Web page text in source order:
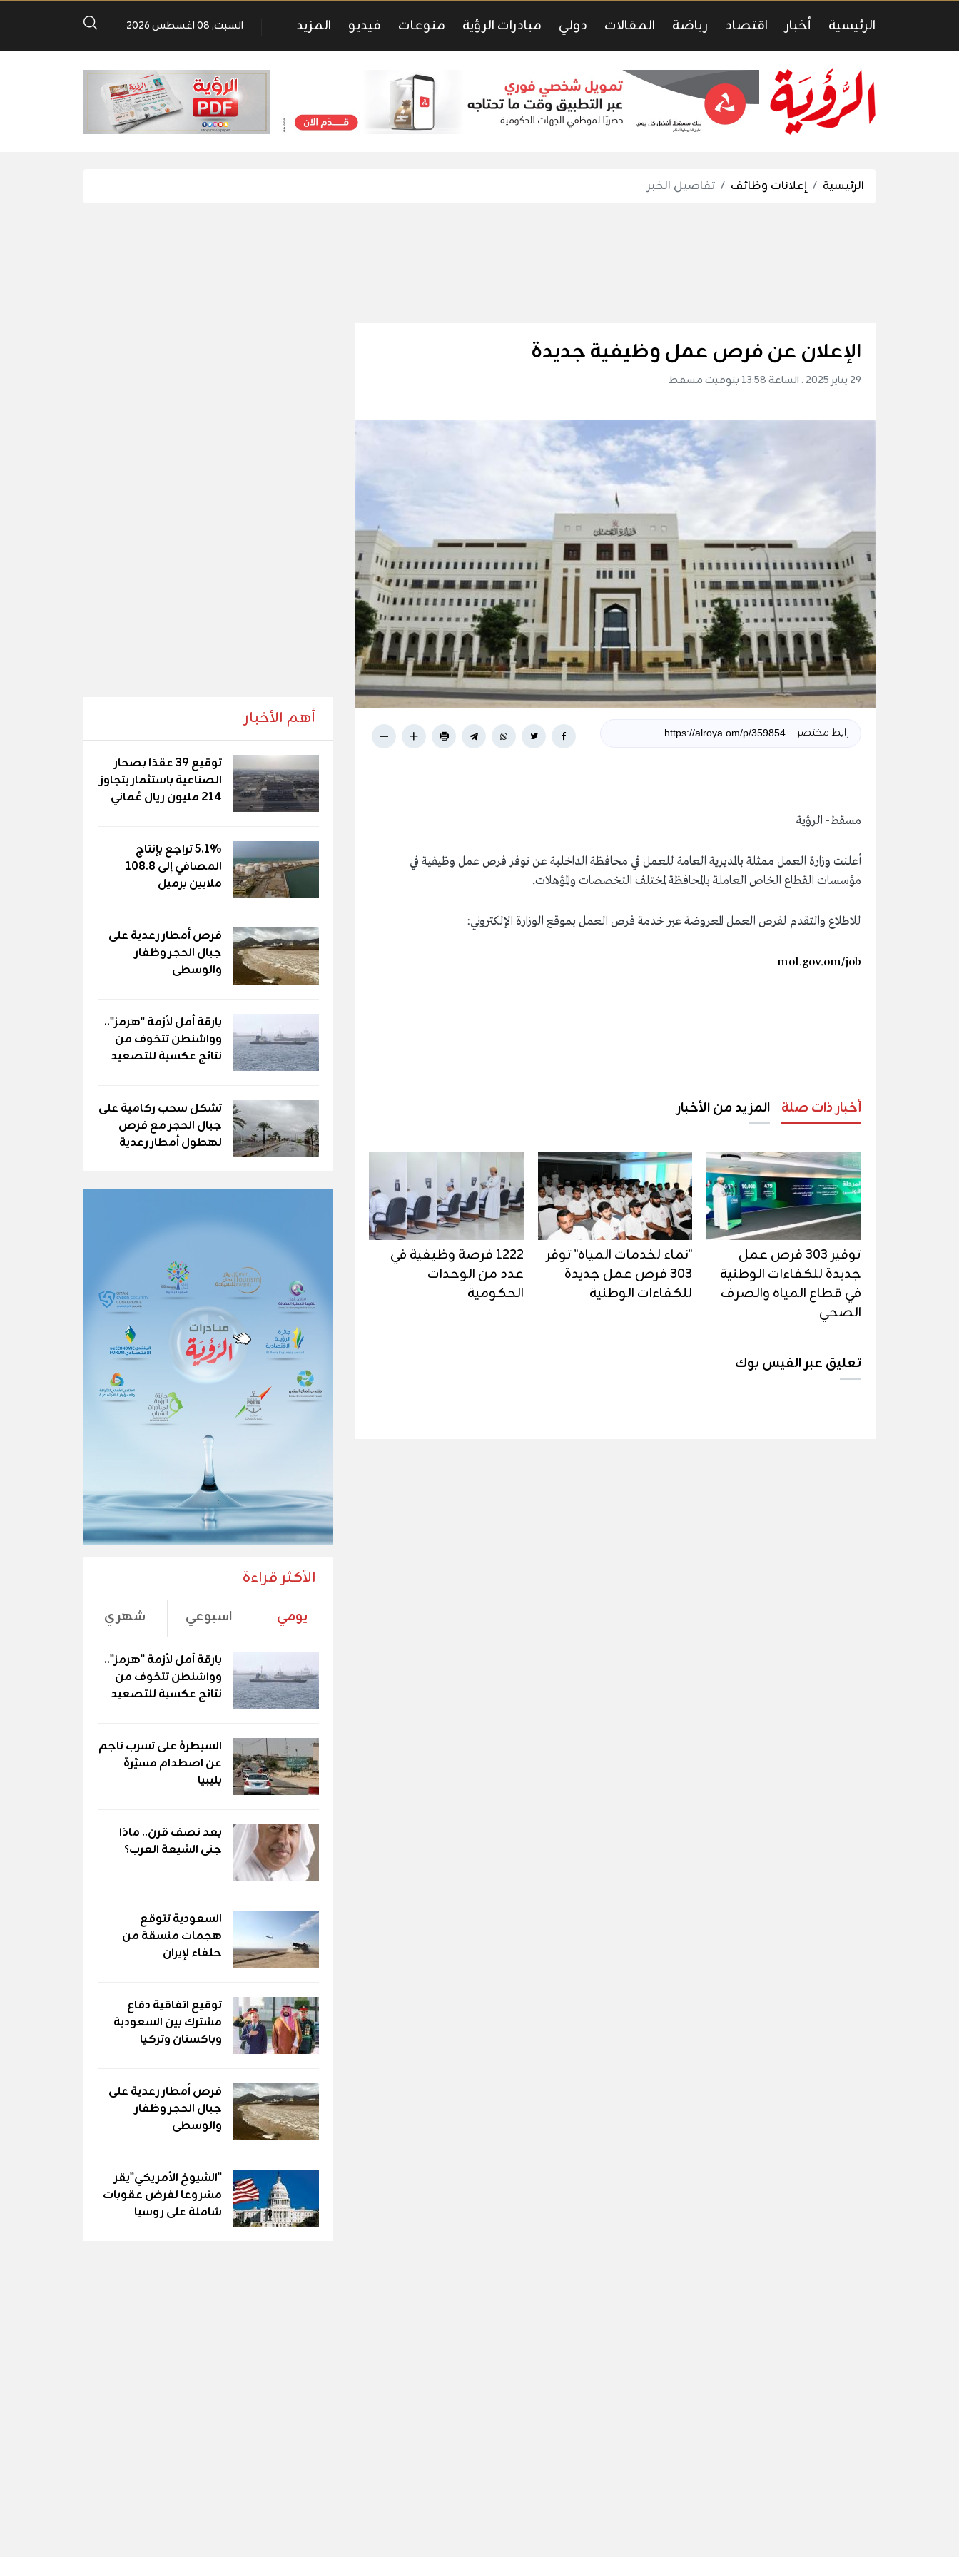
الرئيسية أخبار اقتصاد رياضة المقالات دولي مبادرات الرؤية منوعات فيديو المزيد السبت, 08 اغسطس 2026
الرئيسية إعلانات وظائف تفاصيل الخبر
الإعلان عن فرص عمل وظيفية جديدة
29 يناير 2025 . الساعة 13:58 بتوقيت مسقط
رابط مختصر
مسقط- الرؤية
أعلنت ‎وزارة العمل ممثلة بالمديرية العامة للعمل في محافظة الداخلية عن توفر فرص عمل وظيفية في
مؤسسات القطاع الخاص العاملة بالمحافظة لمختلف التخصصات والمؤهلات.
للاطلاع والتقدم لفرص العمل المعروضة عبر خدمة فرص العمل بموقع الوزارة الإلكتروني:
mol.gov.om/job‎
أخبار ذات صلة المزيد من الأخبار
توفير 303 فرص عمل
جديدة للكفاءات الوطنية
في قطاع المياه والصرف
الصحي
"نماء لخدمات المياه" توفر
303 فرص عمل جديدة
للكفاءات الوطنية
1222 فرصة وظيفية في
عدد من الوحدات
الحكومية
تعليق عبر الفيس بوك
أهم الأخبار
توقيع 39 عقدًا بصحار
الصناعية باستثمار يتجاوز
214 مليون ريال عُماني
5.1% تراجع بإنتاج
المصافي إلى 108.8
ملايين برميل
فرص أمطار رعدية على
جبال الحجر وظفار
والوسطى
بارقة أمل لأزمة "هرمز"..
وواشنطن تتخوف من
نتائج عكسية للتصعيد
تشكل سحب ركامية على
جبال الحجر مع فرص
لهطول أمطار رعدية
الأكثر قراءة
يومي اسبوعي شهري
بارقة أمل لأزمة "هرمز"..
وواشنطن تتخوف من
نتائج عكسية للتصعيد
السيطرة على تسرب ناجم
عن اصطدام مسيّرة
بليبيا
بعد نصف قرن.. ماذا
جنى الشيعة العرب؟
السعودية تتوقع
هجمات منسقة من
حلفاء لإيران
توقيع اتفاقية دفاع
مشترك بين السعودية
وباكستان وتركيا
فرص أمطار رعدية على
جبال الحجر وظفار
والوسطى
"الشيوخ الأمريكي"يقر
مشروعا لفرض عقوبات
شاملة على روسيا